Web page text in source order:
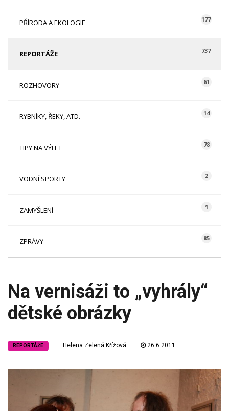
PŘÍRODA A EKOLOGIE 177
REPORTÁŽE 737
ROZHOVORY 61
RYBNÍKY, ŘEKY, ATD. 14
TIPY NA VÝLET 78
VODNÍ SPORTY 2
ZAMYŠLENÍ 1
ZPRÁVY 85
Na vernisáži to „vyhrály“
dětské obrázky
REPORTÁŽE Helena Zelená Křížová 26.6.2011